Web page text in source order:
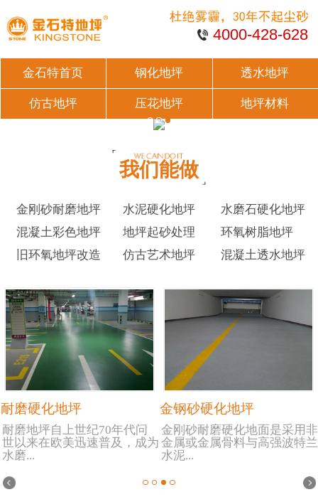
4000-428-628
金石特首页 钢化地坪 透水地坪
仿古地坪 压花地坪 地坪材料
我们能做
金刚砂耐磨地坪 水泥硬化地坪
水磨石硬化地坪
混凝土彩色地坪
地坪起砂处理
环氧树脂地坪
旧环氧地坪改造
仿古艺术地坪 混凝土透水地坪
耐磨硬化地坪
耐磨地坪自上世纪70年代问
世以来在欧美迅速普及，成为
水磨...
金钢砂硬化地坪
金刚砂耐磨硬化地面是采用非
金属或金属骨料与高强波特兰
水泥...